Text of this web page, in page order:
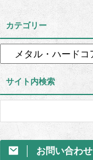
カテゴリー
サイト内検索
お問い合わせ